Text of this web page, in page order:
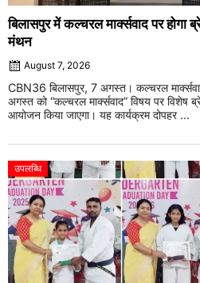
बिलासपुर में कल्चरल मार्क्सवाद पर होगा
मंथन
August 7, 2026
CBN36 बिलासपुर, 7 अगस्त। कल्चरल
अगस्त को “कल्चरल मार्क्सवाद” विषय पर विशेष
आयोजन किया जाएगा। यह कार्यक्रम दोपहर ...
उपलब्धि